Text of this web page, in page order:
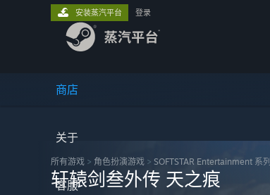
商店
关于
客服
安装蒸汽平台 登录
所有游戏 > 角色扮演‎游戏 > SOFTSTAR Entertainment 系列
轩辕剑叁外传 天之痕